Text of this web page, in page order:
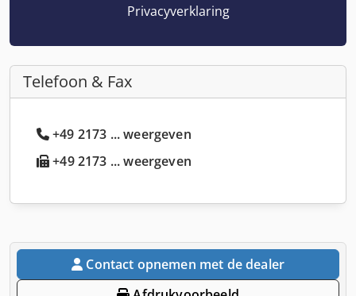
Privacyverklaring
Telefoon & Fax
+49 2173 ... weergeven
+49 2173 ... weergeven
Contact opnemen met de dealer